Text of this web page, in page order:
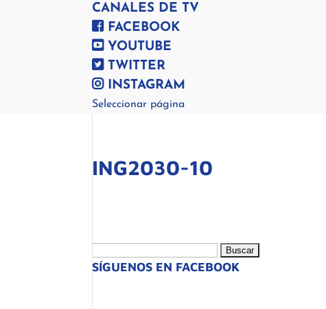
CANALES DE TV
FACEBOOK
YOUTUBE
TWITTER
INSTAGRAM
Seleccionar página
ING2030-10
SÍGUENOS EN FACEBOOK